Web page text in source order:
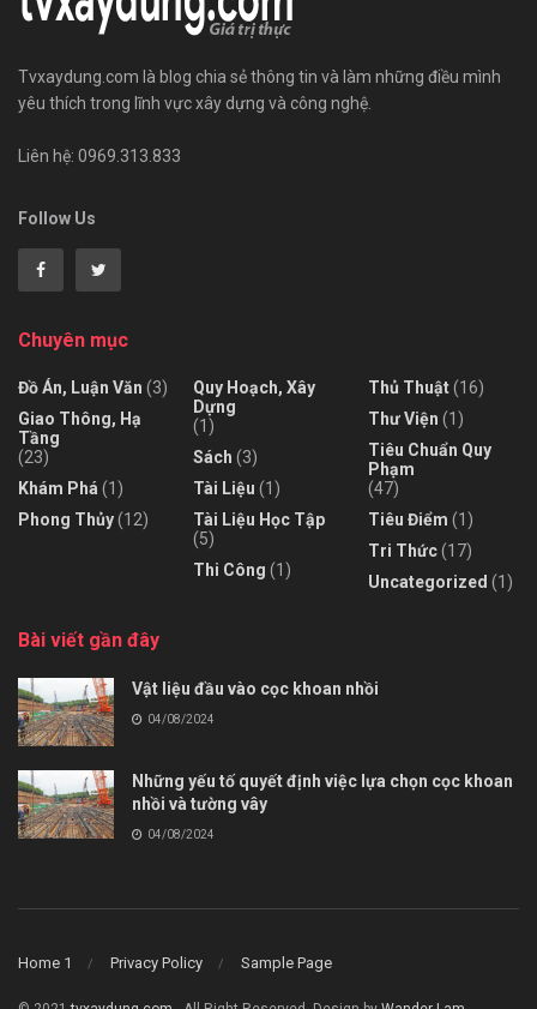
Tvxaydung.com là blog chia sẻ thông tin và làm những điều mình
yêu thích trong lĩnh vực xây dựng và công nghệ.
Liên hệ: 0969.313.833
Follow Us
Chuyên mục
Đồ Án, Luận Văn (3)
Giao Thông, Hạ
Tầng
(23)
Khám Phá (1)
Phong Thủy(12)
Quy Hoạch, Xây
Dựng
(1)
Sách (3)
Tài Liệu (1)
Tài Liệu Học Tập
(5)
Thi Công (1)
Thủ Thuật(16)
Thư Viện (1)
Tiêu Chuẩn Quy
Phạm
(47)
Tiêu Điểm (1)
Tri Thức(17)
Uncategorized (1)
Bài viết gần đây
Vật liệu đầu vào cọc khoan nhồi
04/08/2024
Những yếu tố quyết định việc lựa chọn cọc khoan
nhồi và tường vây
04/08/2024
Home 1 Privacy Policy Sample Page